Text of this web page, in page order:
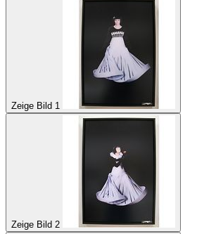
Zeige Bild 1
Zeige Bild 2